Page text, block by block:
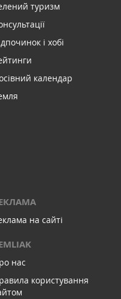
туризм
і хобі
календар
на сайті
нас
користування